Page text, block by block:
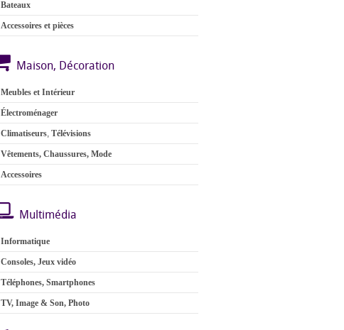
Bateaux
Accessoires et pièces
Maison, Décoration
Meubles et Intérieur
Électroménager
Climatiseurs, Télévisions
Vêtements, Chaussures, Mode
Accessoires
Multimédia
Informatique
Consoles, Jeux vidéo
Téléphones, Smartphones
TV, Image & Son, Photo